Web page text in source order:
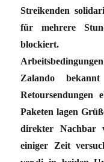
Streikenden
für mehrere
blockiert.
Zalando
Retoursendungen
Paketen lagen
direkter Nachbar
einiger Zeit